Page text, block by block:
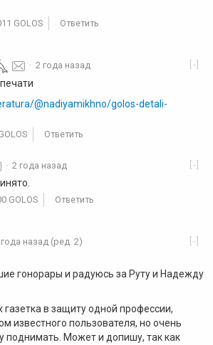
GOLOS Ответить
[-]
·2 года назад
@nadiyamikhno/golos-detali-
Ответить
[-]
·2 года назад
GOLOS Ответить
[-]
назад (ред. 2)
гонорары и радуюсь за Руту и Надежду
газетка в защиту одной профессии,
известного пользователя, но очень
поднимать. Может и допишу, так как